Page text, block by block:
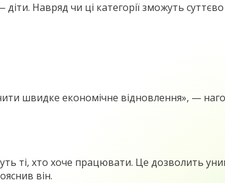
Навряд чи ці категорії зможуть
швидке економічне відновлення», —
ті, хто хоче працювати. Це дозволить
він.